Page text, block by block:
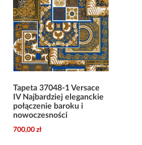
Tapeta 37048-1 Versace
IV Najbardziej eleganckie
połączenie baroku i
nowoczesności
700,00 zł